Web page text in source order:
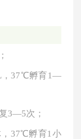
，37℃孵育1—
3—5次；
，37℃孵育1小